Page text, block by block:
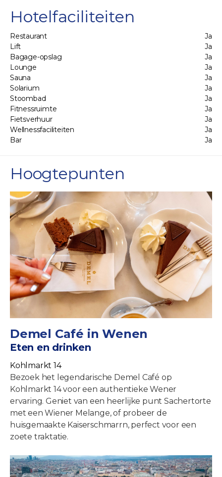
Hotelfaciliteiten
Restaurant
Ja
Lift
Ja
Bagage-opslag
Ja
Lounge
Ja
Sauna
Ja
Solarium
Ja
Stoombad
Ja
Fitnessruimte
Ja
Fietsverhuur
Ja
Wellnessfaciliteiten
Ja
Bar
Ja
Hoogtepunten
Demel Café in Wenen
Eten en drinken
Kohlmarkt 14
Bezoek het legendarische Demel Café op
Kohlmarkt 14 voor een authentieke Wener
ervaring. Geniet van een heerlijke punt Sachertorte
met een Wiener Melange, of probeer de
huisgemaakte Kaiserschmarrn, perfect voor een
zoete traktatie.